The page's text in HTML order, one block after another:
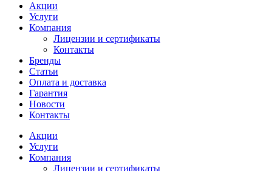
Акции
Услуги
Компания
Лицензии и сертификаты
Контакты
Бренды
Статьи
Оплата и доставка
Гарантия
Новости
Контакты
Акции
Услуги
Компания
Лицензии и сертификаты